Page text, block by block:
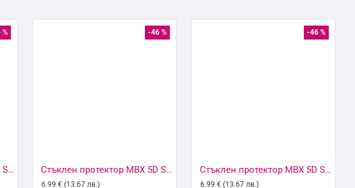
%
Стъклен протектор MBX 5D Slim с цяло лепило, За iPhone 6/6s, Бял
-46 %
Стъклен протектор MBX 5D Slim с цяло лепило, За iPhone 7/8/SE 2020/2022, Черен
6.99 € (13.67 лв.)
-46 %
Стъклен протектор MBX 5D Slim с цяло лепило, За iPhone 7/8/SE 2020/2022, Бял
6.99 € (13.67 лв.)